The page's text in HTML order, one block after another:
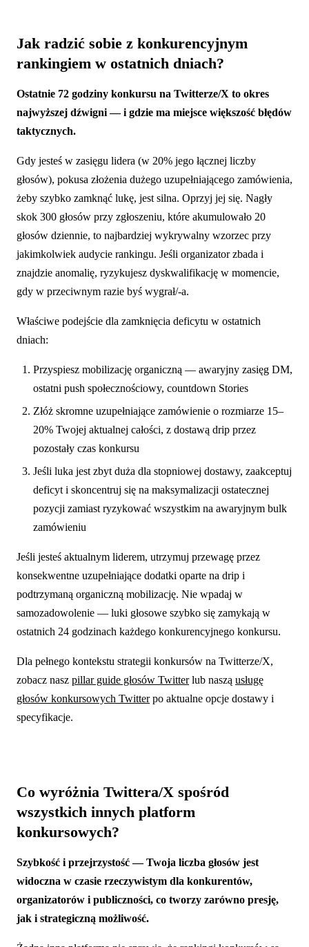
Jak radzić sobie z konkurencyjnym
rankingiem w ostatnich dniach?
Ostatnie 72 godziny konkursu na Twitterze/X to okres
najwyższej dźwigni — i gdzie ma miejsce większość błędów
taktycznych.
Gdy jesteś w zasięgu lidera (w 20% jego łącznej liczby
głosów), pokusa złożenia dużego uzupełniającego zamówienia,
żeby szybko zamknąć lukę, jest silna. Oprzyj jej się. Nagły
skok 300 głosów przy zgłoszeniu, które akumulowało 20
głosów dziennie, to najbardziej wykrywalny wzorzec przy
jakimkolwiek audycie rankingu. Jeśli organizator zbada i
znajdzie anomalię, ryzykujesz dyskwalifikację w momencie,
gdy w przeciwnym razie byś wygrał/-a.
Właściwe podejście dla zamknięcia deficytu w ostatnich
dniach:
Przyspiesz mobilizację organiczną — awaryjny zasięg DM,
ostatni push społecznościowy, countdown Stories
Złóż skromne uzupełniające zamówienie o rozmiarze 15–
20% Twojej aktualnej całości, z dostawą drip przez
pozostały czas konkursu
Jeśli luka jest zbyt duża dla stopniowej dostawy, zaakceptuj
deficyt i skoncentruj się na maksymalizacji ostatecznej
pozycji zamiast ryzykować wszystkim na awaryjnym bulk
zamówieniu
Jeśli jesteś aktualnym liderem, utrzymuj przewagę przez
konsekwentne uzupełniające dodatki oparte na drip i
podtrzymaną organiczną mobilizację. Nie wpadaj w
samozadowolenie — luki głosowe szybko się zamykają w
ostatnich 24 godzinach każdego konkurencyjnego konkursu.
Dla pełnego kontekstu strategii konkursów na Twitterze/X,
zobacz nasz pillar guide głosów Twitterlub naszą usługę
głosów konkursowych Twitterpo aktualne opcje dostawy i
specyfikacje.
Co wyróżnia Twittera/X spośród
wszystkich innych platform
konkursowych?
Szybkość i przejrzystość — Twoja liczba głosów jest
widoczna w czasie rzeczywistym dla konkurentów,
organizatorów i publiczności, co tworzy zarówno presję,
jak i strategiczną możliwość.